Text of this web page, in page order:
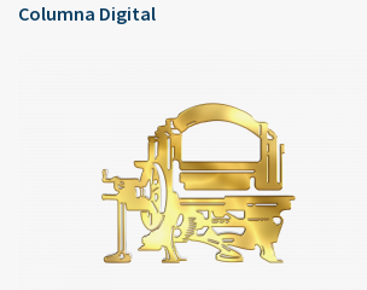
Columna Digital